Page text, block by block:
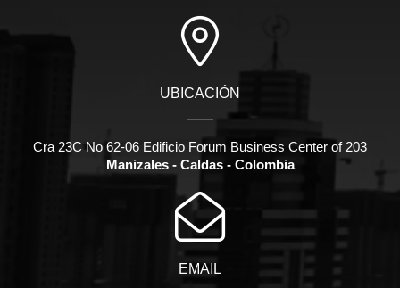
UBICACIÓN
Cra 23C No 62-06 Edificio Forum Business Center of 203
Manizales - Caldas - Colombia
EMAIL